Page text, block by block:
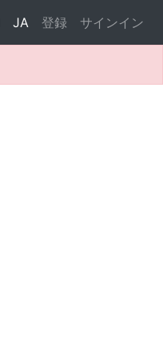
JA 登録 サインイン